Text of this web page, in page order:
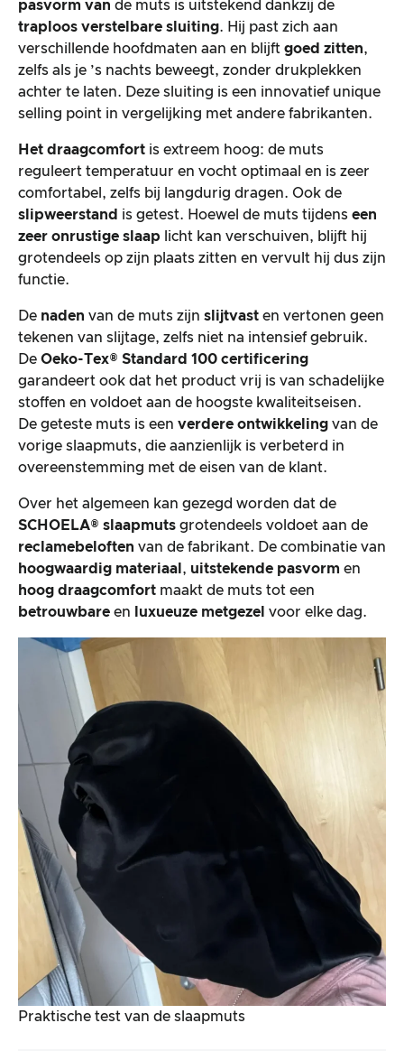
pasvorm van de muts is uitstekend dankzij de
traploos verstelbare sluiting. Hij past zich aan
verschillende hoofdmaten aan en blijft goed zitten,
zelfs als je ’s nachts beweegt, zonder drukplekken
achter te laten. Deze sluiting is een innovatief unique
selling point in vergelijking met andere fabrikanten.
Het draagcomfort is extreem hoog: de muts
reguleert temperatuur en vocht optimaal en is zeer
comfortabel, zelfs bij langdurig dragen. Ook de
slipweerstand is getest. Hoewel de muts tijdens een
zeer onrustige slaap licht kan verschuiven, blijft hij
grotendeels op zijn plaats zitten en vervult hij dus zijn
functie.
De naden van de muts zijn slijtvast en vertonen geen
tekenen van slijtage, zelfs niet na intensief gebruik.
De Oeko-Tex® Standard 100 certificering
garandeert ook dat het product vrij is van schadelijke
stoffen en voldoet aan de hoogste kwaliteitseisen.
De geteste muts is een verdere ontwikkeling van de
vorige slaapmuts, die aanzienlijk is verbeterd in
overeenstemming met de eisen van de klant.
Over het algemeen kan gezegd worden dat de
SCHOELA® slaapmuts grotendeels voldoet aan de
reclamebeloften van de fabrikant. De combinatie van
hoogwaardig materiaal , uitstekende pasvorm en
hoog draagcomfort maakt de muts tot een
betrouwbare en luxueuze metgezel voor elke dag.
Praktische test van de slaapmuts